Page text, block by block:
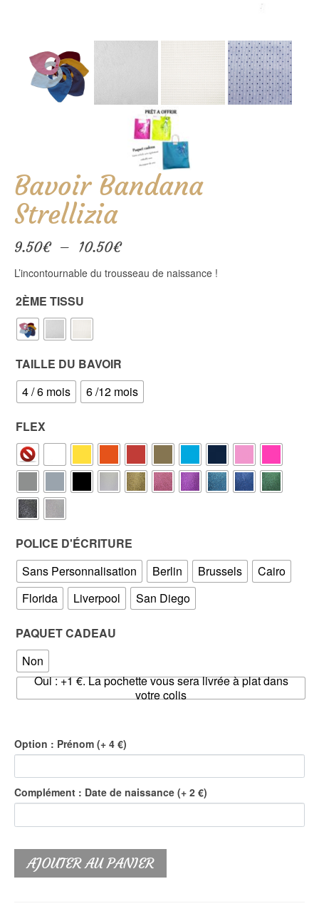
Bavoir Bandana
Strellizia
9.50€ – 10.50€Plage
prix :
L’incontournable du trousseau de naissance !
2ÈME TISSU
TAILLE DU BAVOIR
4 / 6 mois
6 /12 mois
FLEX
POLICE D'ÉCRITURE
Sans Personnalisation
Berlin Brussels
Cairo
Florida
Liverpool San Diego
PAQUET CADEAU
Non
Oui : +1 €. La pochette vous sera livrée à plat dans
votre colis
Option : Prénom (+ 4 €)
Complément : Date de naissance (+ 2 €)
AJOUTER AU PANIER